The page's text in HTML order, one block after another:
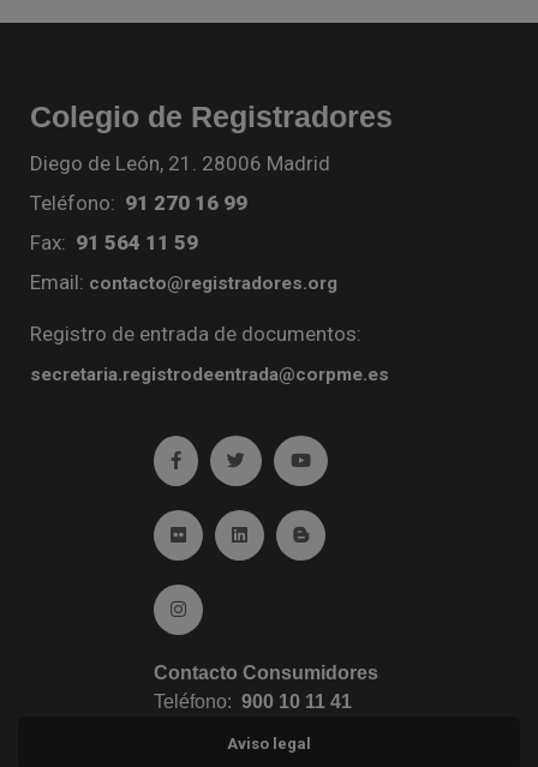
Colegio de Registradores
Diego de León, 21. 28006 Madrid
Teléfono: 91 270 16 99
Fax: 91 564 11 59
Email: contacto@registradores.org
Registro de entrada de documentos:
secretaria.registrodeentrada@corpme.es
Ir a facebook (abre en ventana nueva)
Ir a twitter (abre en ventana nueva)
Ir a YouTube (abre en
Ir a Flickr (abre en ventana nueva)
Ir a Linkedin (abre en ventana nueva)
Ir al Blog (abre en ventana
Ir a Instagram (abre en ventana nueva)
Contacto Consumidores
Teléfono: 900 10 11 41
Aviso legal